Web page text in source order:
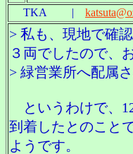
TKA |
> 私も、現地で確
３両でしたので、
> 緑営業所へ配属
というわけで、
到着したとのこと
ようです。